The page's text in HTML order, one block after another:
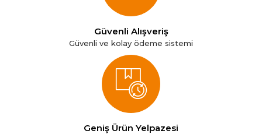
Güvenli Alışveriş
Güvenli ve kolay ödeme sistemi
Geniş Ürün Yelpazesi